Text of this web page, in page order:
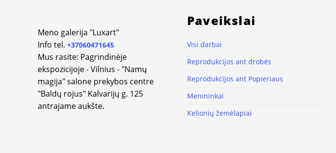
Meno galerija "Luxart"
Info tel. +37060471645
Mus rasite: Pagrindinėje
ekspozicijoje - Vilnius - "Namų
magija" salone prekybos centre
"Baldų rojus" Kalvarijų g. 125
antrajame aukšte.
Paveikslai
Visi darbai
Reprodukcijos ant drobės
Reprodukcijos ant Popieriaus
Menininkai
Kelionių žemėlapiai